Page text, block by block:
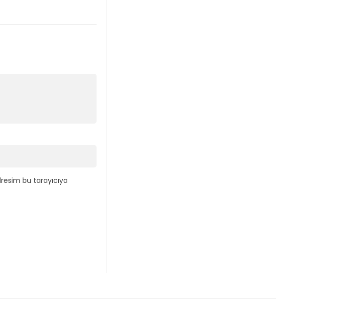
bu tarayıcıya